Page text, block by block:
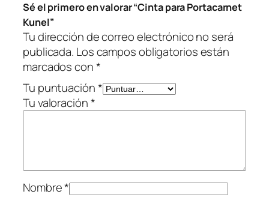
l
c
a
n
t
i
d
a
Sé el primero en valorar “Cinta para Portacarnet
Kunel”
Tu dirección de correo electrónico no será
publicada. Los campos obligatorios están
marcados con*
Tu puntuación*
Tu valoración*
Nombre*